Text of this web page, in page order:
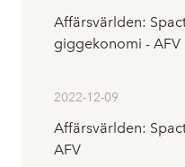
Affärsvärlden:
giggekonomi - AFV
2022-12-09
Affärsvärlden:
AFV